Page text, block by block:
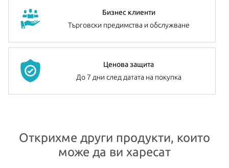
Ако желате да разширите избрания от Вас модел, имате на
разположение до 128GB RAM и 8TB SSD.
стандартна международна гаранция и подлежат на гаранционно
обслужване от Apple Authorized Service Provider (официални
Бизнес клиенти
Търговски предимства и обслужване
Ценова защита
До 7 дни след датата на покупка
Открихме други продукти, които
може да ви харесат